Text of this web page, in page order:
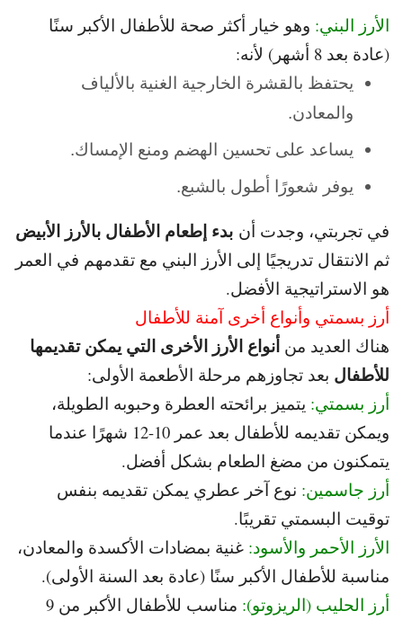
الأرز البني: وهو خيار أكثر صحة للأطفال الأكبر سنًا
(عادة بعد 8 أشهر) لأنه:
يحتفظ بالقشرة الخارجية الغنية بالألياف
والمعادن.
يساعد على تحسين الهضم ومنع الإمساك.
يوفر شعورًا أطول بالشبع.
في تجربتي، وجدت أن بدء إطعام الأطفال بالأرز الأبيض
ثم الانتقال تدريجيًا إلى الأرز البني مع تقدمهم في العمر
هو الاستراتيجية الأفضل.
أرز بسمتي وأنواع أخرى آمنة للأطفال
هناك العديد من أنواع الأرز الأخرى التي يمكن تقديمها
للأطفال بعد تجاوزهم مرحلة الأطعمة الأولى:
أرز بسمتي: يتميز برائحته العطرة وحبوبه الطويلة،
ويمكن تقديمه للأطفال
بعد عمر 10-12 شهرًا عندما
يتمكنون من مضغ الطعام بشكل أفضل.
أرز جاسمين: نوع آخر عطري يمكن تقديمه بنفس
توقيت البسمتي تقريبًا.
الأرز الأحمر والأسود: غنية بمضادات الأكسدة والمعادن،
مناسبة للأطفال الأكبر سنًا (عادة بعد السنة الأولى).
أرز الحليب (الريزوتو):
مناسب للأطفال الأكبر من 9